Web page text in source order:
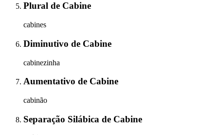
Plural de Cabine
cabines
Diminutivo de Cabine
cabinezinha
Aumentativo de Cabine
cabinão
Separação Silábica de Cabine